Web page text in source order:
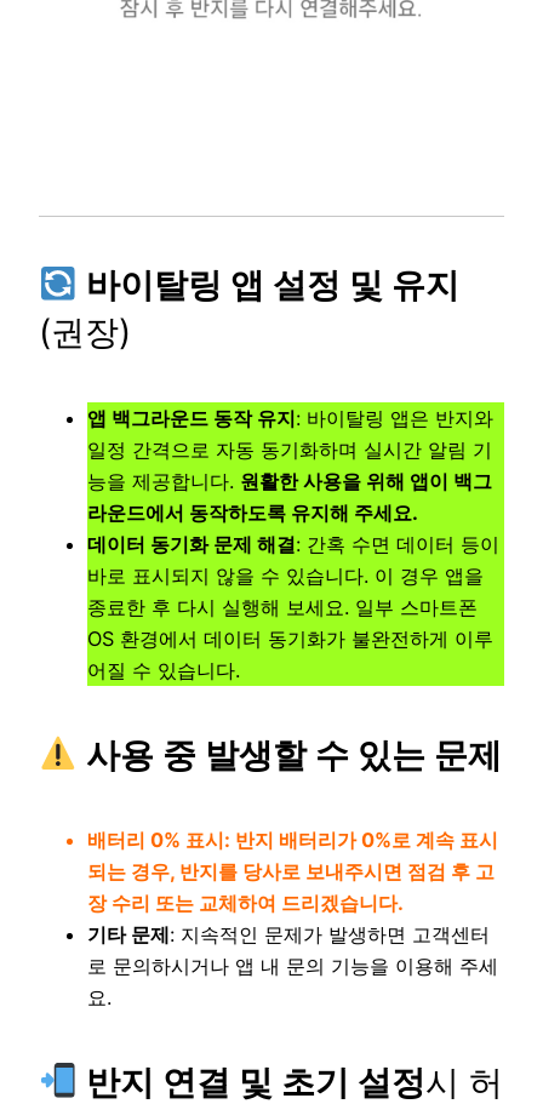
바이탈링 앱 설정 및 유지
(권장)
앱 백그라운드 동작 유지: 바이탈링 앱은 반지와
일정 간격으로 자동 동기화하며 실시간 알림 기
능을 제공합니다. 원활한 사용을 위해 앱이 백그
라운드에서 동작하도록 유지해 주세요.
데이터 동기화 문제 해결: 간혹 수면 데이터 등이
바로 표시되지 않을 수 있습니다. 이 경우 앱을
종료한 후 다시 실행해 보세요. 일부 스마트폰
OS 환경에서 데이터 동기화가 불완전하게 이루
어질 수 있습니다.
사용 중 발생할 수 있는 문제
배터리 0% 표시: 반지 배터리가 0%로 계속 표시
되는 경우, 반지를 당사로 보내주시면 점검 후 고
장 수리 또는 교체하여 드리겠습니다.
기타 문제: 지속적인 문제가 발생하면 고객센터
로 문의하시거나 앱 내 문의 기능을 이용해 주세
요.
반지 연결 및 초기 설정시 허